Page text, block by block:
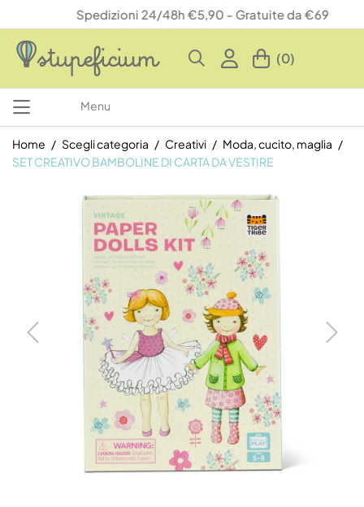
Spedizioni 24/48h €5,90 - Gratuite da €69
(0)
Menu
Home Scegli categoria Creativi
Moda, cucito, maglia
SET CREATIVO BAMBOLINE DI CARTA DA VESTIRE